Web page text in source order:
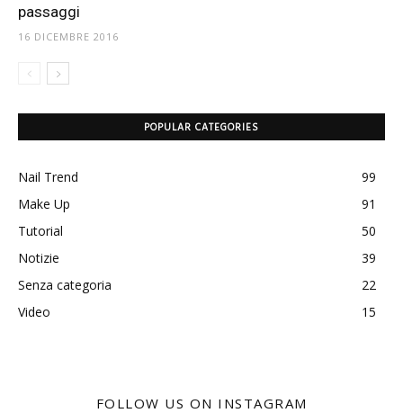
passaggi
16 DICEMBRE 2016
POPULAR CATEGORIES
Nail Trend
99
Make Up
91
Tutorial
50
Notizie
39
Senza categoria
22
Video
15
FOLLOW US ON INSTAGRAM